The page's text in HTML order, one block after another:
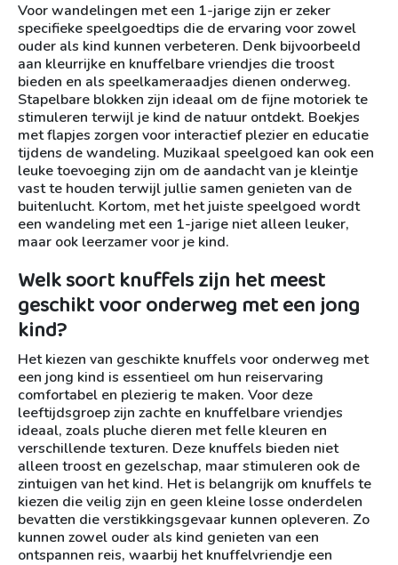
Voor wandelingen met een 1-jarige zijn er zeker
specifieke speelgoedtips die de ervaring voor zowel
ouder als kind kunnen verbeteren. Denk bijvoorbeeld
aan kleurrijke en knuffelbare vriendjes die troost
bieden en als speelkameraadjes dienen onderweg.
Stapelbare blokken zijn ideaal om de fijne motoriek te
stimuleren terwijl je kind de natuur ontdekt. Boekjes
met flapjes zorgen voor interactief plezier en educatie
tijdens de wandeling. Muzikaal speelgoed kan ook een
leuke toevoeging zijn om de aandacht van je kleintje
vast te houden terwijl jullie samen genieten van de
buitenlucht. Kortom, met het juiste speelgoed wordt
een wandeling met een 1-jarige niet alleen leuker,
maar ook leerzamer voor je kind.
Welk soort knuffels zijn het meest
geschikt voor onderweg met een jong
kind?
Het kiezen van geschikte knuffels voor onderweg met
een jong kind is essentieel om hun reiservaring
comfortabel en plezierig te maken. Voor deze
leeftijdsgroep zijn zachte en knuffelbare vriendjes
ideaal, zoals pluche dieren met felle kleuren en
verschillende texturen. Deze knuffels bieden niet
alleen troost en gezelschap, maar stimuleren ook de
zintuigen van het kind. Het is belangrijk om knuffels te
kiezen die veilig zijn en geen kleine losse onderdelen
bevatten die verstikkingsgevaar kunnen opleveren. Zo
kunnen zowel ouder als kind genieten van een
ontspannen reis, waarbij het knuffelvriendje een